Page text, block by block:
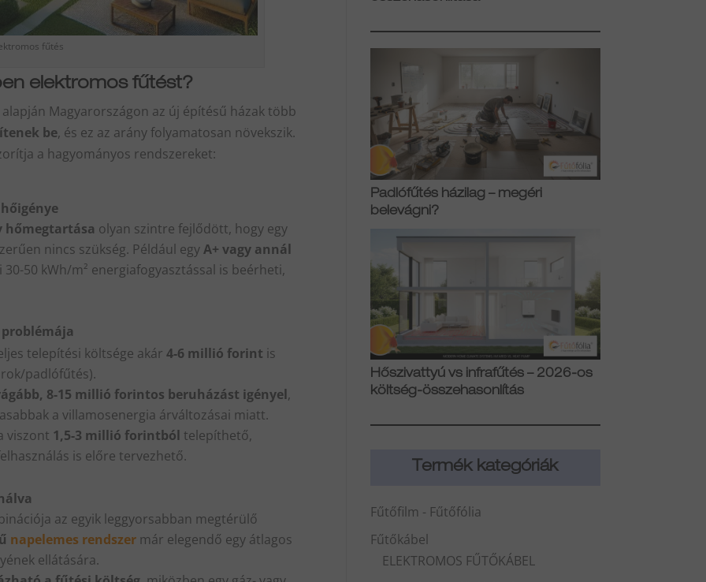
fűtés
elektromos fűtést?
Magyarországon az új építésű házak több
be, és ez az arány folyamatosan növekszik.
a hagyományos rendszereket:
hőmegtartása olyan szintre fejlődött, hogy egy
nincs szükség. Például egyA+ vagy annál
50 kWh/m² energiafogyasztással is beérheti,
telepítési költsége akár4-6 millió forint is
padlófűtés).
8-15 millió forintos beruházást igényel,
a villamosenergia árváltozásai miatt.
viszont 1,5-3 millió forintból telepíthető,
is előre tervezhető.
az egyik leggyorsabban megtérülő
napelemes rendszer már elegendő egy átlagos
ellátására.
Padlófűtés házilag – megéri
belevágni?
Hőszivattyú vs infrafűtés – 2026-os
költség-összehasonlítás
Termék kategóriák
Fűtőfilm - Fűtőfólia
Fűtőkábel
ELEKTROMOS FŰTŐKÁBEL